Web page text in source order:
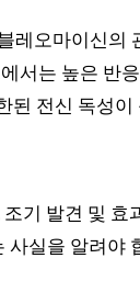
레오마이신의
서는 높은 반
된 전신 독성
기 발견 및
사실을 알려야